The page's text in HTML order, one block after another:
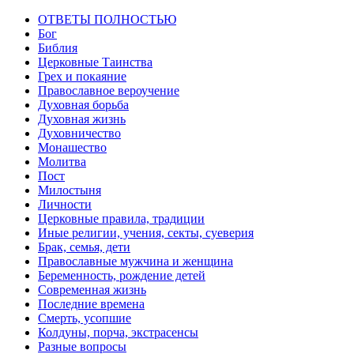
ОТВЕТЫ ПОЛНОСТЬЮ
Бог
Библия
Церковные Таинства
Грех и покаяние
Православное вероучение
Духовная борьба
Духовная жизнь
Духовничество
Монашество
Молитва
Пост
Милостыня
Личности
Церковные правила, традиции
Иные религии, учения, секты, суеверия
Брак, семья, дети
Православные мужчина и женщина
Беременность, рождение детей
Современная жизнь
Последние времена
Смерть, усопшие
Колдуны, порча, экстрасенсы
Разные вопросы